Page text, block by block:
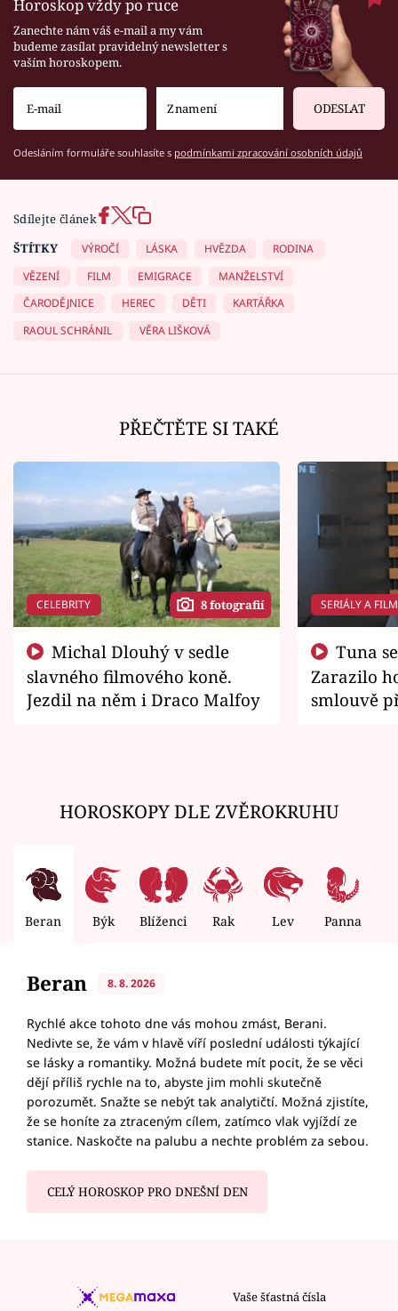
Horoskop vždy po ruce
Zanechte nám váš e-mail a my vám
budeme zasílat pravidelný newsletter s
vaším horoskopem.
ODESLAT
Odesláním formuláře souhlasíte s podmínkami zpracování osobních údajů
Sdílejte článek
ŠTÍTKY
VÝROČÍ LÁSKA HVĚZDA
RODINA
VĚZENÍ
FILM EMIGRACE
MANŽELSTVÍ
ČARODĚJNICE
HEREC DĚTI
KARTÁŘKA
RAOUL SCHRÁNIL
VĚRA LIŠKOVÁ
PŘEČTĚTE SI TAKÉ
CELEBRITY 8 fotografií
slavného filmového koně.
Jezdil na něm i Draco Malfoy
SERIÁLY A
Zarazilo
smlouvě
HOROSKOPY DLE ZVĚROKRUHU
Beran Býk Blíženci Rak Lev Panna
Beran 8. 8. 2026
Rychlé akce tohoto dne vás mohou zmást, Berani.
Nedivte se, že vám v hlavě víří poslední události týkající
se lásky a romantiky. Možná budete mít pocit, že se věci
dějí příliš rychle na to, abyste jim mohli skutečně
porozumět. Snažte se nebýt tak analytičtí. Možná zjistíte,
že se honíte za ztraceným cílem, zatímco vlak vyjíždí ze
stanice. Naskočte na palubu a nechte problém za sebou.
CELÝ HOROSKOP PRO DNEŠNÍ DEN
Vaše šťastná čísla